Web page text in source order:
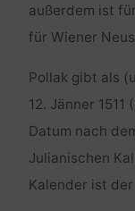
außerdem ist
für Wiener
Pollak gibt als
12. Jänner
Datum nach
Julianischen
Kalender ist der